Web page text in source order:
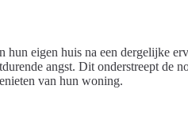
hun eigen huis na een dergelijke
angst. Dit onderstreept de
van hun woning.